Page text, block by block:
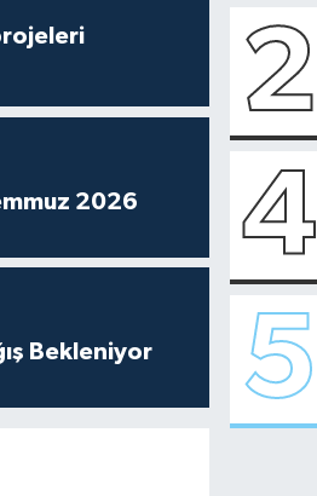
2026
Bekleniyor
2
4
5